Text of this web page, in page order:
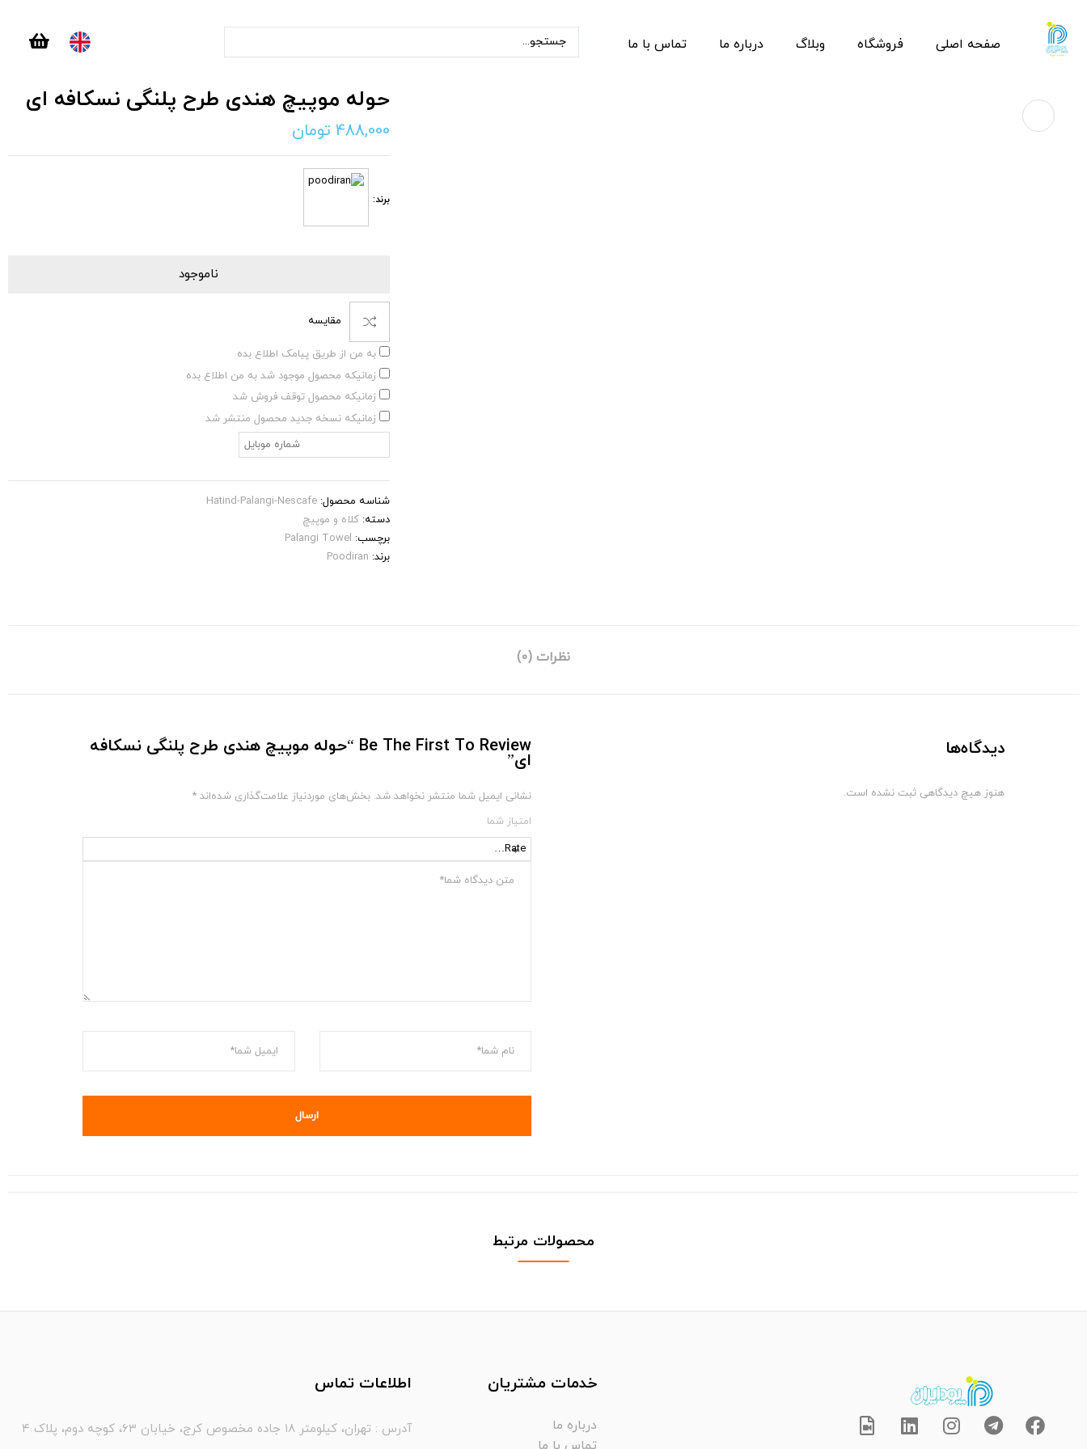
صفحه اصلی فروشگاه وبلاگ درباره ما تماس با ما
حوله موپیچ هندی طرح پلنگی نسکافه ای
488,000 تومان
برند:
ناموجود
مقایسه
به من از طریق پیامک اطلاع بده
زمانیکه محصول موجود شد به من اطلاع بده
زمانیکه محصول توقف فروش شد
زمانیکه نسخه جدید محصول منتشر شد
شناسه محصول:Hatind-Palangi-Nescafe
دسته:کلاه و موپیچ
برچسب: Palangi Towel
برند: Poodiran
نظرات (0)
دیدگاه‌ها
هنوز هیچ دیدگاهی ثبت نشده است.
Be The First To Review “حوله موپیچ هندی طرح پلنگی نسکافه
ای”
نشانی ایمیل شما منتشر نخواهد شد. بخش‌های موردنیاز علامت‌گذاری شده‌اند *
امتیاز شما
محصولات مرتبط
خدمات مشتریان
درباره ما
اطلاعات تماس
آدرس : تهران، کیلومتر ۱۸ جاده مخصوص کرج، خیابان ۶۳، کوچه دوم، پلاک ۴